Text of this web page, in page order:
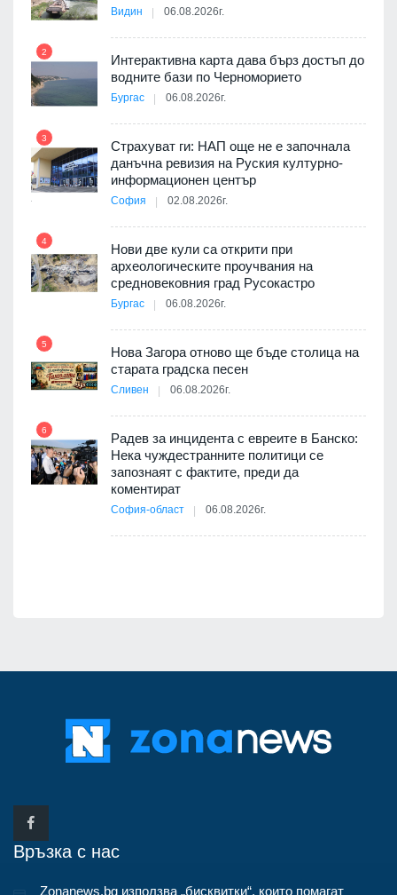
Видин 06.08.2026г.
2
Интерактивна карта дава бърз достъп до
водните бази по Черноморието
Бургас 06.08.2026г.
3
Страхуват ги: НАП още не е започнала
данъчна ревизия на Руския културно-
информационен център
София 02.08.2026г.
4
Нови две кули са открити при
археологическите проучвания на
средновековния град Русокастро
Бургас 06.08.2026г.
5
Нова Загора отново ще бъде столица на
старата градска песен
Сливен 06.08.2026г.
6
Радев за инцидента с евреите в Банско:
Нека чуждестранните политици се
запознаят с фактите, преди да
коментират
София-област 06.08.2026г.
Връзка с нас
Zonanews.bg използва „бисквитки“, които помагат